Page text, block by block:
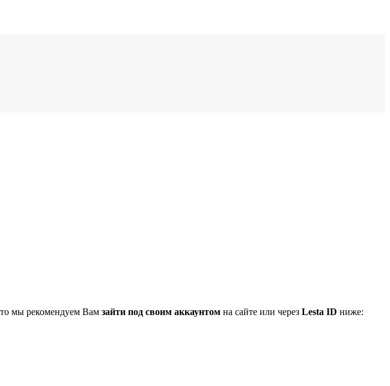
мы рекомендуем Вам зайти под своим аккаунтом на сайте или через Lesta ID ниже: